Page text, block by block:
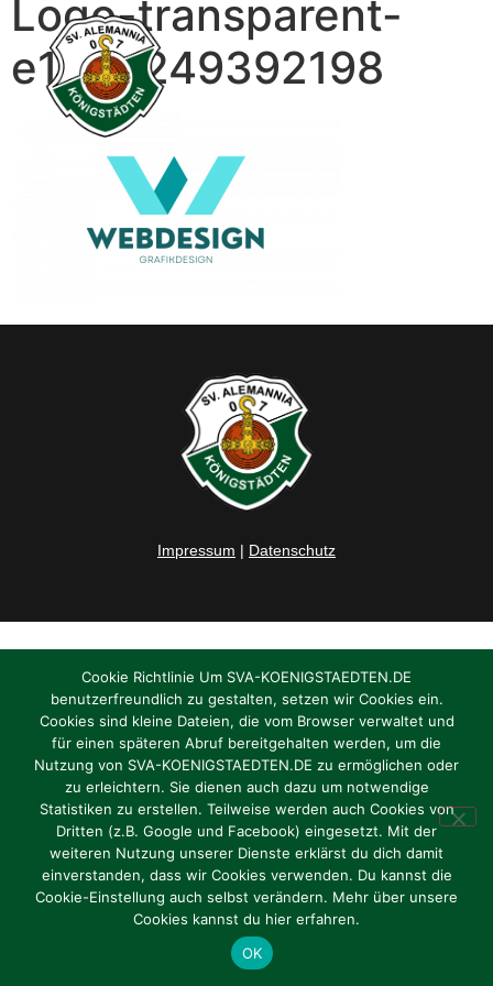
Logo-transparent-
e1642249392198
Impressum | Datenschutz
Cookie Richtlinie Um SVA-KOENIGSTAEDTEN.DE
benutzerfreundlich zu gestalten, setzen wir Cookies ein.
Cookies sind kleine Dateien, die vom Browser verwaltet und
für einen späteren Abruf bereitgehalten werden, um die
Nutzung von SVA-KOENIGSTAEDTEN.DE zu ermöglichen oder
zu erleichtern. Sie dienen auch dazu um notwendige
Statistiken zu erstellen. Teilweise werden auch Cookies von
Dritten (z.B. Google und Facebook) eingesetzt. Mit der
weiteren Nutzung unserer Dienste erklärst du dich damit
einverstanden, dass wir Cookies verwenden. Du kannst die
Cookie-Einstellung auch selbst verändern. Mehr über unsere
Cookies kannst du hier erfahren.
OK